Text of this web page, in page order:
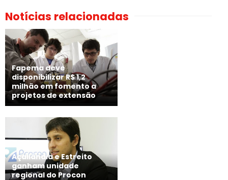
Notícias relacionadas
Fapema deve
disponibilizar R$ 1,2
milhão em fomento a
projetos de extensão
Açailândia e Estreito
ganham unidade
regional do Procon